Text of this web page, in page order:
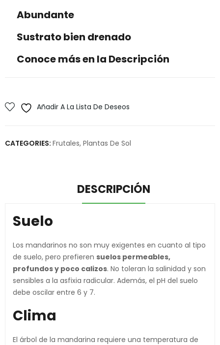
Abundante
Sustrato bien drenado
Conoce más en la Descripción
Añadir A La Lista De Deseos
CATEGORIES: Frutales, Plantas De Sol
DESCRIPCIÓN
Suelo
Los mandarinos no son muy exigentes en cuanto al tipo
de suelo, pero prefieren suelos permeables,
profundos y poco calizos. No toleran la salinidad y son
sensibles a la asfixia radicular. Además, el pH del suelo
debe oscilar entre 6 y 7.
Clima
El árbol de la mandarina requiere una temperatura de